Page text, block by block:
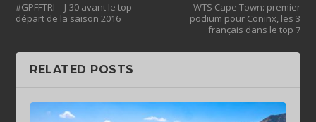
#GPFFTRI – J-30 avant le top
WTS Cape Town: premier
podium pour Coninx, les 3
français dans le top 7
RELATED POSTS